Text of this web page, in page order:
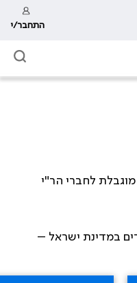
התחבר/י
מוגבלת לחברי הר"י
במדינת ישראל –